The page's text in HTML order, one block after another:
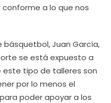
a lo que nos
básquetbol, Juan García,
se está expuesto a
este tipo de talleres son
por lo menos el
poder apoyar a los